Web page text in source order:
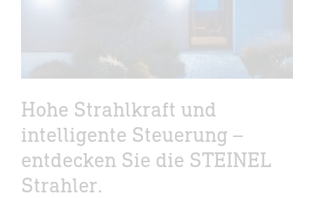
Hohe Strahlkraft und
intelligente Steuerung –
entdecken Sie die STEINEL
Strahler.